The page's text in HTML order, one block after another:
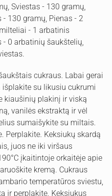
Sviestas - 130 gramų,
- 130 gramų, Pienas - 2
- 1 arbatinis
- 0 arbatinių šaukštelių,
cukraus. Labai gerai
su likusiu cukrumi
kiaušinių plakinį ir viską
vanilės ekstraktą ir vėl
sumaišykite su miltais.
Perplakite. Keksiukų skardą
juos ne iki viršaus
įkaitintoje orkaitėje apie
kremą. Cukraus
temperatūros sviestu,
ir perplakite. Keksiukus